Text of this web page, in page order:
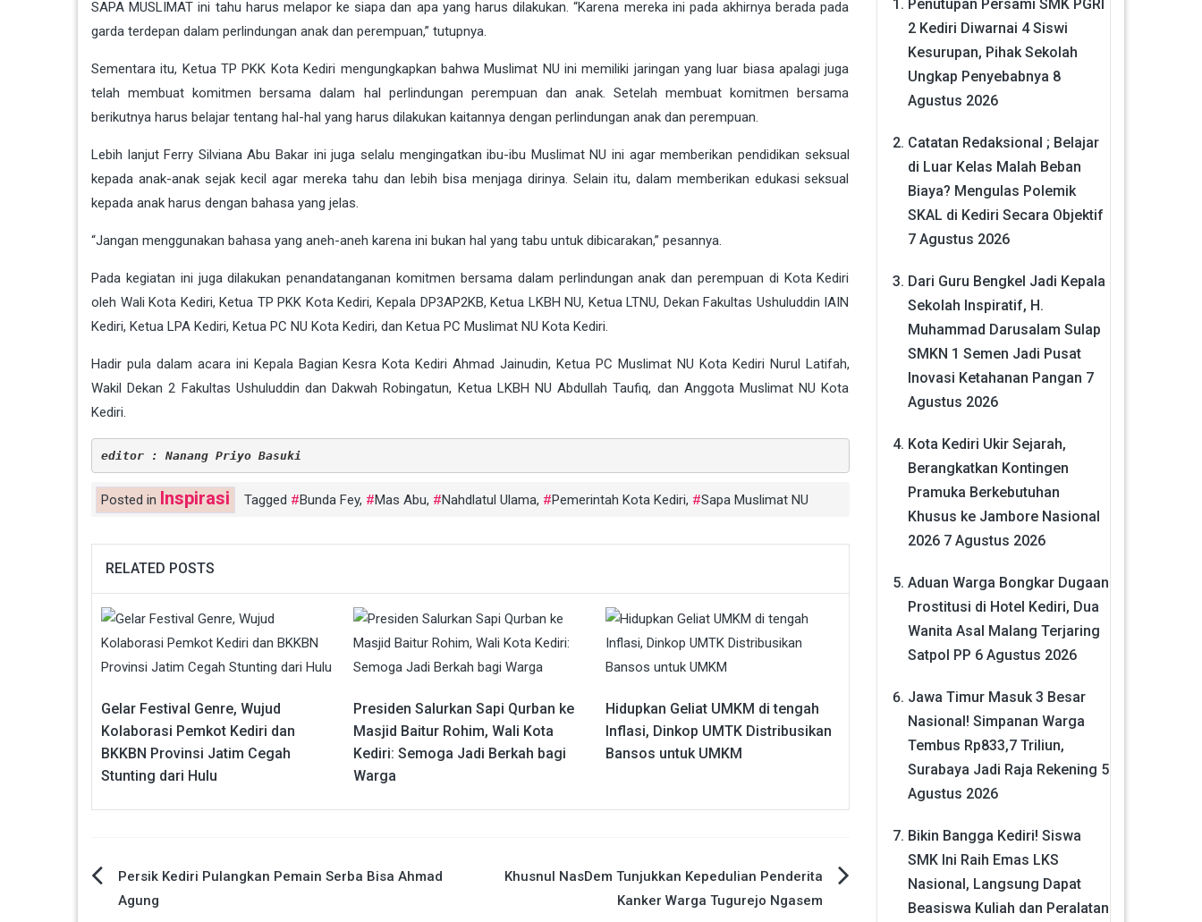
SAPA MUSLIMAT ini tahu harus melapor ke siapa dan apa yang harus dilakukan. “Karena mereka ini pada akhirnya berada pada
garda terdepan dalam perlindungan anak dan perempuan,” tutupnya.
Sementara itu, Ketua TP PKK Kota Kediri mengungkapkan bahwa Muslimat NU ini memiliki jaringan yang luar biasa apalagi juga
telah membuat komitmen bersama dalam hal perlindungan perempuan dan anak. Setelah membuat komitmen bersama
berikutnya harus belajar tentang hal-hal yang harus dilakukan kaitannya dengan perlindungan anak dan perempuan.
Lebih lanjut Ferry Silviana Abu Bakar ini juga selalu mengingatkan ibu-ibu Muslimat NU ini agar memberikan pendidikan seksual
kepada anak-anak sejak kecil agar mereka tahu dan lebih bisa menjaga dirinya. Selain itu, dalam memberikan edukasi seksual
kepada anak harus dengan bahasa yang jelas.
“Jangan menggunakan bahasa yang aneh-aneh karena ini bukan hal yang tabu untuk dibicarakan,” pesannya.
Pada kegiatan ini juga dilakukan penandatanganan komitmen bersama dalam perlindungan anak dan perempuan di Kota Kediri
oleh Wali Kota Kediri, Ketua TP PKK Kota Kediri, Kepala DP3AP2KB, Ketua LKBH NU, Ketua LTNU, Dekan Fakultas Ushuluddin IAIN
Kediri, Ketua LPA Kediri, Ketua PC NU Kota Kediri, dan Ketua PC Muslimat NU Kota Kediri.
Hadir pula dalam acara ini Kepala Bagian Kesra Kota Kediri Ahmad Jainudin, Ketua PC Muslimat NU Kota Kediri Nurul Latifah,
Wakil Dekan 2 Fakultas Ushuluddin dan Dakwah Robingatun, Ketua LKBH NU Abdullah Taufiq, dan Anggota Muslimat NU Kota
Kediri.
editor : Nanang Priyo Basuki
Posted in Inspirasi Tagged Bunda Fey, Mas Abu, Nahdlatul Ulama, Pemerintah Kota Kediri, Sapa Muslimat NU
RELATED POSTS
Gelar Festival Genre, Wujud
Kolaborasi Pemkot Kediri dan
BKKBN Provinsi Jatim Cegah
Stunting dari Hulu
Presiden Salurkan Sapi Qurban ke
Masjid Baitur Rohim, Wali Kota
Kediri: Semoga Jadi Berkah bagi
Warga
Hidupkan Geliat UMKM di tengah
Inflasi, Dinkop UMTK Distribusikan
Bansos untuk UMKM
Navigasi
Persik Kediri Pulangkan Pemain Serba Bisa Ahmad
Agung
Khusnul NasDem Tunjukkan Kepedulian Penderita
Kanker Warga Tugurejo Ngasem
Penutupan Persami SMK PGRI
2 Kediri Diwarnai 4 Siswi
Kesurupan, Pihak Sekolah
Ungkap Penyebabnya 8
Agustus 2026
Catatan Redaksional ; Belajar
di Luar Kelas Malah Beban
Biaya? Mengulas Polemik
SKAL di Kediri Secara Objektif
7 Agustus 2026
Dari Guru Bengkel Jadi Kepala
Sekolah Inspiratif, H.
Muhammad Darusalam Sulap
SMKN 1 Semen Jadi Pusat
Inovasi Ketahanan Pangan 7
Agustus 2026
Kota Kediri Ukir Sejarah,
Berangkatkan Kontingen
Pramuka Berkebutuhan
Khusus ke Jambore Nasional
2026 7 Agustus 2026
Aduan Warga Bongkar Dugaan
Prostitusi di Hotel Kediri, Dua
Wanita Asal Malang Terjaring
Satpol PP 6 Agustus 2026
Jawa Timur Masuk 3 Besar
Nasional! Simpanan Warga
Tembus Rp833,7 Triliun,
Surabaya Jadi Raja Rekening 5
Agustus 2026
Bikin Bangga Kediri! Siswa
SMK Ini Raih Emas LKS
Nasional, Langsung Dapat
Beasiswa Kuliah dan Peralatan